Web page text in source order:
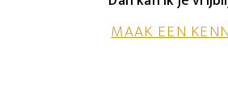
MAAK EEN